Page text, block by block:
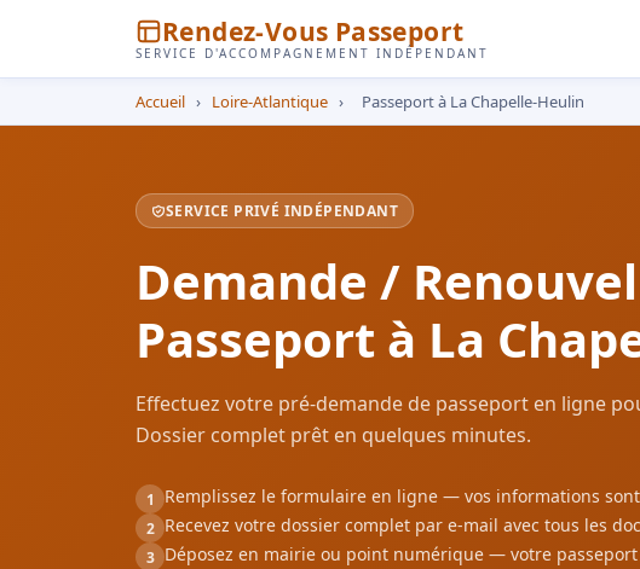
Rendez-Vous Passeport
SERVICE D'ACCOMPAGNEMENT INDÉPENDANT
Accueil › Loire-Atlantique › Passeport à La Chapelle-Heulin
SERVICE PRIVÉ INDÉPENDANT
Demande /
Passeport à La
Effectuez votre pré-demande de passeport en ligne
Dossier complet prêt en quelques minutes.
1 Remplissez le formulaire en ligne — vos informations
2 Recevez votre dossier complet par e-mail avec tous les
3 Déposez en mairie ou point numérique — votre